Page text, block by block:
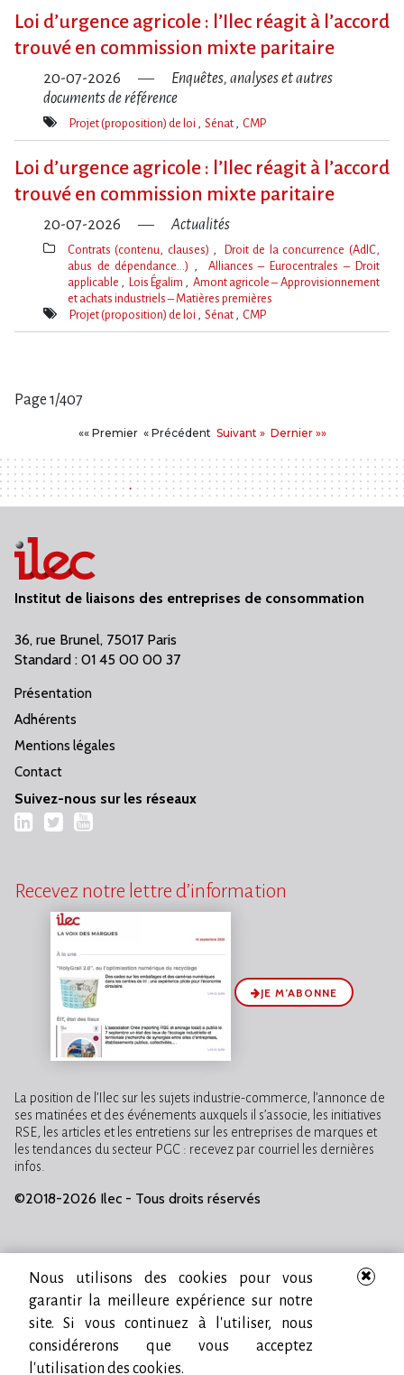
Loi d​‌’urgence agricole : l​‌’Ilec réagit à l​‌’accord
trouvé en commission mixte paritaire
20-07-2026
Enquêtes, analyses et autres
documents de référence
Mot(s)-
Projet (proposition) de loi Sénat CMP
Loi d​‌’urgence agricole : l​‌’Ilec réagit à l​‌’accord
trouvé en commission mixte paritaire
20-07-2026 Actualités
Thèmes(s)
Contrats (contenu, clauses)
Droit de la concurrence (AdlC,
abus de dépendance…)
Alliances – Eurocentrales – Droit
applicable
Lois Égalim
Amont agricole – Approvisionnement
et achats industriels – Matières premières
Mot(s)-
Projet (proposition) de loi Sénat CMP
Page 1/407
«« PremierPremier
« PrécédentPrécédent
Suivant
Suivant » Dernier
Dernier »»
Institut de liaisons des entreprises de consommation
36, rue Brunel, 75017 Paris
Standard : 01 45 00 00 37
Présentation
Adhérents
Mentions légales
Contact
Suivez-nous sur les réseaux
LinkedIn
TwitterYouTube
Recevez notre lettre d’information
JE M’ABONNE
La position de l’Ilec sur les sujets industrie-commerce, l’annonce de
ses matinées et des événements auxquels il s’associe, les initiatives
RSE, les articles et les entretiens sur les entreprises de marques et
les tendances du secteur PGC : recevez par courriel les dernières
infos.
©2018-2026 Ilec - Tous droits réservés
Nous utilisons des cookies pour vous
garantir la meilleure expérience sur notre
site. Si vous continuez à l'utiliser, nous
considérerons que vous acceptez
l'utilisation des cookies.